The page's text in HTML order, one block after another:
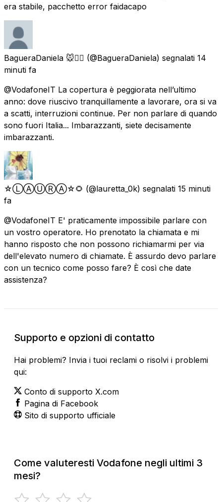
era stabile, pacchetto error faidacapo
BagueraDaniela 🐭🏴‍☠️ (@BagueraDaniela) segnalati 14
minuti fa
@VodafoneIT La copertura è peggiorata nell’ultimo
anno: dove riuscivo tranquillamente a lavorare, ora si va
a scatti, interruzioni continue. Per non parlare di quando
sono fuori Italia... Imbarazzanti, siete decisamente
imbarazzanti.
☆ⓁⒶⓊⓇⒶ☆🌻 (@lauretta_0k) segnalati 15 minuti
fa
@VodafoneIT E' praticamente impossibile parlare con
un vostro operatore. Ho prenotato la chiamata e mi
hanno risposto che non possono richiamarmi per via
dell'elevato numero di chiamate. È assurdo devo parlare
con un tecnico come posso fare? È così che date
assistenza?
Supporto e opzioni di contatto
Hai problemi? Invia i tuoi reclami o risolvi i problemi
qui:
Conto di supporto X.com
Pagina di Facebook
Sito di supporto ufficiale
Come valuteresti Vodafone negli ultimi 3
mesi?